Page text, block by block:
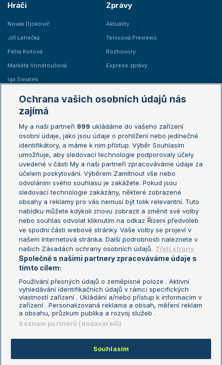
Hráči
Novak Djokovič
Jiří Lehečka
Petra Kvitová
Markéta Vondroušová
Iga Swiatek
Zprávy
Aktuality
Tenisová Previews
Rozhovory
Express zprávy
Žebříčky
Žebříček ATP (muži)
Žebříček WTA (ženy)
Sázkařský žebříček
Australian Open
French Open
Wimbledon
US Open
Turnaj mistrů
Turnaj mistryň
Aktualní trendy
Fotbalové přestupy
Livesport Daily
LS Prague Open
Podmínky užití
Nastavení soukromí
GDPR a žurnalistika
Reklama
Kontakt
Informace o zpracování osobních
údajů
Copyright © 2008-2026 TenisPortal.cz. Využíváme zpravodajství ČTK.
Ochrana vašich osobních údajů nás
zajímá
My a naši partneři 999 ukládáme do vašeho zařízení
osobní údaje, jako jsou údaje o prohlížení nebo jedinečné
identifikátory, a máme k nim přístup. Výběr Souhlasím
umožňuje, aby sledovací technologie podporovaly účely
uvedené v části My a naši partneři zpracováváme údaje za
účelem poskytování. Výběrem Zamítnout vše nebo
odvoláním svého souhlasu je zakážete. Pokud jsou
sledovací technologie zakázány, některé zobrazené
obsahy a reklamy pro vás nemusí být tolik relevantní. Tuto
nabídku můžete kdykoli znovu zobrazit a změnit své volby
nebo souhlas odvolat kliknutím na odkaz Řízení předvoleb
ve spodní části webové stránky. Vaše volby se projeví v
našem Internetová stránka. Další podrobnosti naleznete v
našich Zásadách ochrany osobních údajů. Třetí strany
Společně s našimi partnery zpracováváme údaje s
tímto cílem:
Používání přesných údajů o zeměpisné poloze . Aktivní
vyhledávání identifikačních údajů v rámci specifických
vlastností zařízení . Ukládání a/nebo přístup k informacím v
zařízení . Personalizovaná reklama a obsah, měření reklam
a obsahu, průzkum publika a rozvoj služeb .
Seznam partnerů (dodavatelů)
Souhlasím